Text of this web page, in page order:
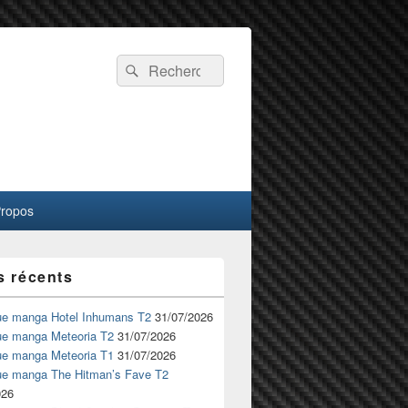
Recherche :
Rechercher
récents
manga Hotel Inhumans T2 31/07/2026
manga Meteoria T2 31/07/2026
manga Meteoria T1 31/07/2026
manga The Hitman’s Fave T2